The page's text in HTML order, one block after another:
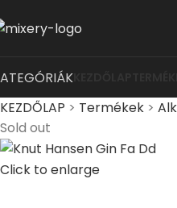
KEZDŐLAP > Termékek >
Sold out
Click to enlarge